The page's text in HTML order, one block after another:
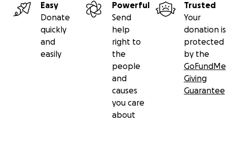
Easy
Donate
quickly
and
easily
Powerful
Send
help
right to
the
people
and
causes
you care
about
Trusted
Your
donation is
protected
by the
GoFundMe
Giving
Guarantee